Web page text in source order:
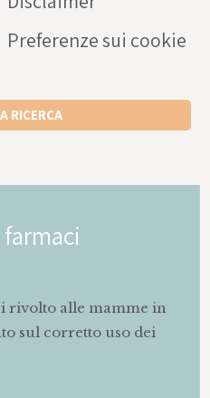
Preferenze sui cookie
RICERCA
rivolto alle mamme in
sul corretto uso dei